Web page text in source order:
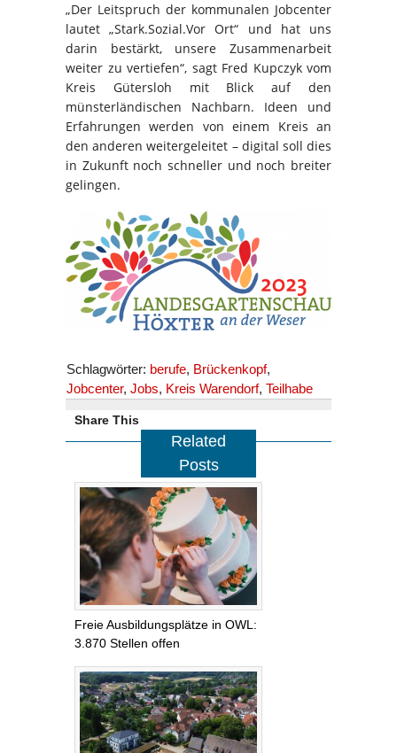
„Der Leitspruch der kommunalen Jobcenter
lautet „Stark.Sozial.Vor Ort“ und hat uns
darin bestärkt, unsere Zusammenarbeit
weiter zu vertiefen“, sagt Fred Kupczyk vom
Kreis Gütersloh mit Blick auf den
münsterländischen Nachbarn. Ideen und
Erfahrungen werden von einem Kreis an
den anderen weitergeleitet – digital soll dies
in Zukunft noch schneller und noch breiter
gelingen.
Schlagwörter: berufe, Brückenkopf,
Jobcenter, Jobs, Kreis Warendorf, Teilhabe
Share This
Related
Posts
Freie Ausbildungsplätze in OWL:
3.870 Stellen offen